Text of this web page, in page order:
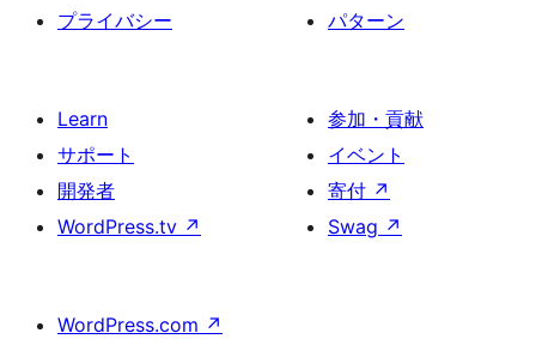
プライバシー
パターン
Learn
サポート
開発者
WordPress.tv ↗
参加・貢献
イベント
寄付 ↗
Swag ↗
WordPress.com ↗